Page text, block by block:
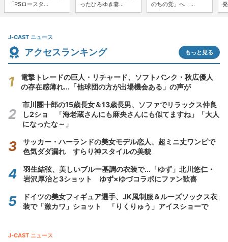
「PSロースタ...
ったひろゆき妻...
のちの党」へ ...
J-CAST ニュース
アクセスランキング もっと見る
電撃トレードの巨人・リチャード、ソフトバンク・秋広優人
の存在感薄れ...「他球団の方が出場機会ある」の声が
市川團十郎の15歳長女＆13歳長男、ソファでリラックス仲良
し2ショ 「海老蔵さんにも麻央さんにも似てますね」「大人
になったな～」
サッカー・ハーランドの美女モデル恋人、超ミニ丈ワンピで
色気ダダ漏れ すらり神スタイルの美貌
羽生結弦、美しいブルー基調の衣装で...「ゆず」北川悠仁・
岩沢厚治と3ショット ゆず×ゆづコラボにファン歓喜
ドイツの美女フィギュア選手、JK風制服＆ルーズソックス衣
装で「激カワ」ショット 「りくりゅう」アイスショーで
J-CAST ニュース